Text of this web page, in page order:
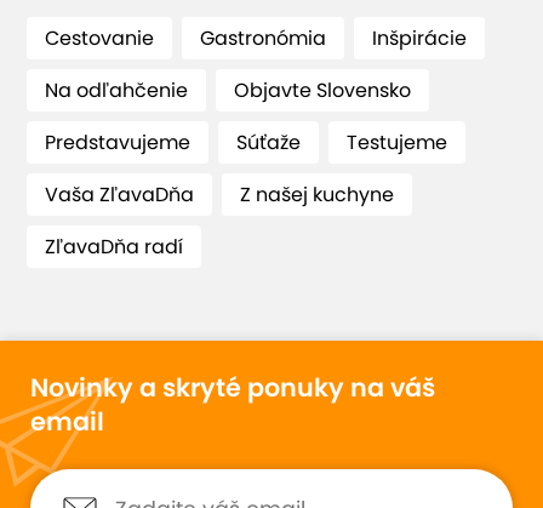
Cestovanie Gastronómia
Inšpirácie
Na odľahčenie
Objavte Slovensko
Predstavujeme
Súťaže
Testujeme
Vaša ZľavaDňa
Z našej kuchyne
ZľavaDňa radí
Novinky a skryté ponuky na váš
email